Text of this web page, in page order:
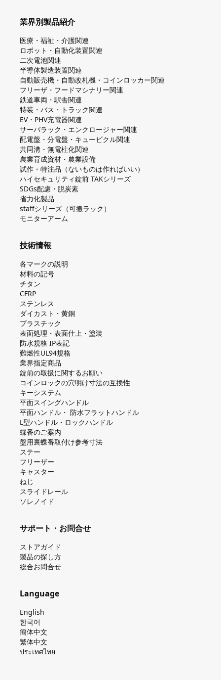
業界別製品紹介
医療・福祉・介護関連
ロボット・自動化装置関連
二次電池関連
半導体製造装置関連
自動販売機・自動改札機・コインロッカー関連
フリーザ・フードマシナリー関連
鉄道車両・駅舎関連
特装・バス・トラック関連
EV・PHV充電器関連
サーバラック・エンクロージャー関連
配電盤・分電盤・キュービクル関連
共同溝・無電柱化関連
農業育成資材・農業設備
試作・特注品（ないものは作ればいい）
ハイセキュリティ錠前 TAKシリーズ
SDGs配慮・脱炭素
省力化製品
staffシリーズ（可搬ラック）
モニターアーム
技術情報
各マークの説明
材料の記号
チタン
CFRP
ステンレス
ダイカスト・⻩銅
プラスチック
表面処理・表面仕上・塗装
防⽔規格 IP表記
難燃性UL94規格
業界指定商品
錠前の取扱に関するお願い
コインロックの⽳明け⼨法の互換性
キーシステム
平⾯スイングハンドル
平⾯ハンドル・ 防⽔フラットハンドル
L型ハンドル・ロックハンドル
蝶番のご案内
盤⽤裏蝶番取付け参考⼨法
ステー
フリーザー
キャスター
ねじ
スライドレール
ソレノイド
サポート・お問合せ
ストアガイド
製品の探し⽅
総合お問合せ
Language
English
한국어
簡体中文
繁体中文
ประเทศไทย